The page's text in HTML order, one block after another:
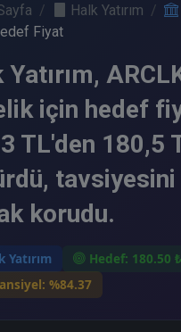
Halk Yatırım
Fiyat
Yatırım,
için hedef
TL'den 180,5
tavsiyesini
korudu.
Yatırım
Hedef: 180.50 ₺
%84.37